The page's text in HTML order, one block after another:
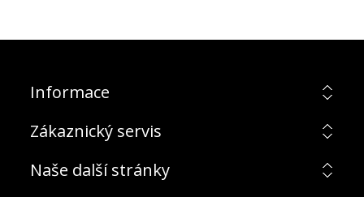
Informace
Zákaznický servis
Naše další stránky